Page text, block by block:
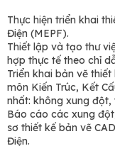
Thực hiện triển khai
Điện (MEPF).
Thiết lập và tạo thư
hợp thực tế theo chỉ
Triển khai bản vẽ
môn Kiến Trúc, Kết
nhất: không xung
Báo cáo các xung
sơ thiết kế bản vẽ
Điện.